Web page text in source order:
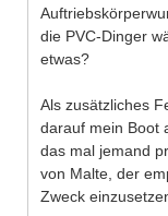
die PVC-Dinger
etwas?
Als zusätzliches
darauf mein Boot
das mal jemand
von Malte, der
Zweck